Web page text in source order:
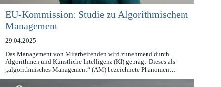
EU-Kommission: Studie zu Algorithmischem
Management
29.04.2025
Das Management von Mitarbeitenden wird zunehmend durch
Algorithmen und Künstliche Intelligenz (KI) geprägt. Dieses als
„algorithmisches Management“ (AM) bezeichnete Phänomen…